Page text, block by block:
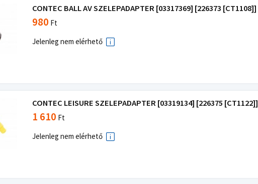
CONTEC BALL AV SZELEPADAPTER [03317369] [226373 [CT1108]]
980 Ft
Jelenleg nem elérhető
CONTEC LEISURE SZELEPADAPTER [03319134] [226375 [CT1122]]
1 610 Ft
Jelenleg nem elérhető